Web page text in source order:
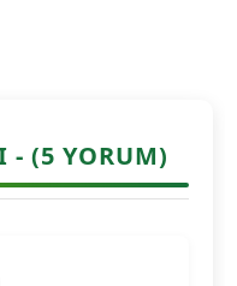
- (5 YORUM)